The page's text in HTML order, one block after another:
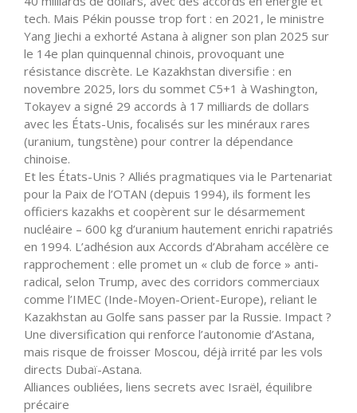
tech. Mais Pékin pousse trop fort : en 2021, le ministre
Yang Jiechi a exhorté Astana à aligner son plan 2025 sur
le 14e plan quinquennal chinois, provoquant une
résistance discrète. Le Kazakhstan diversifie : en
novembre 2025, lors du sommet C5+1 à Washington,
Tokayev a signé 29 accords à 17 milliards de dollars
avec les États-Unis, focalisés sur les minéraux rares
(uranium, tungstène) pour contrer la dépendance
chinoise.
Et les États-Unis ? Alliés pragmatiques via le Partenariat
pour la Paix de l’OTAN (depuis 1994), ils forment les
officiers kazakhs et coopèrent sur le désarmement
nucléaire – 600 kg d’uranium hautement enrichi rapatriés
en 1994. L’adhésion aux Accords d’Abraham accélère ce
rapprochement : elle promet un « club de force » anti-
radical, selon Trump, avec des corridors commerciaux
comme l’IMEC (Inde-Moyen-Orient-Europe), reliant le
Kazakhstan au Golfe sans passer par la Russie. Impact ?
Une diversification qui renforce l’autonomie d’Astana,
mais risque de froisser Moscou, déjà irrité par les vols
directs Dubaï-Astana.
Alliances oubliées, liens secrets avec Israël, équilibre
précaire